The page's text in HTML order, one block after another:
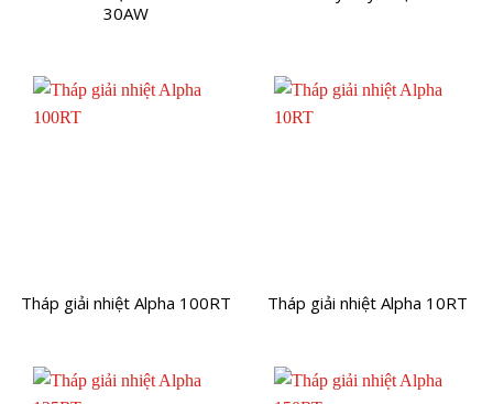
30AW
Tháp giải nhiệt Alpha 100RT Tháp giải nhiệt Alpha 10RT